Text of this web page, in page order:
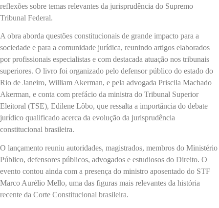
reflexões sobre temas relevantes da jurisprudência do Supremo
Tribunal Federal.
A obra aborda questões constitucionais de grande impacto para a
sociedade e para a comunidade jurídica, reunindo artigos elaborados
por profissionais especialistas e com destacada atuação nos tribunais
superiores. O livro foi organizado pelo defensor público do estado do
Rio de Janeiro, William Akerman, e pela advogada Priscila Machado
Akerman, e conta com prefácio da ministra do Tribunal Superior
Eleitoral (TSE), Edilene Lôbo, que ressalta a importância do debate
jurídico qualificado acerca da evolução da jurisprudência
constitucional brasileira.
O lançamento reuniu autoridades, magistrados, membros do Ministério
Público, defensores públicos, advogados e estudiosos do Direito. O
evento contou ainda com a presença do ministro aposentado do STF
Marco Aurélio Mello, uma das figuras mais relevantes da história
recente da Corte Constitucional brasileira.